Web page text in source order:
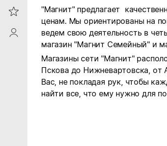
Reviews
ProfileSaby
"Магнит" предлагает
ценам. Мы ориентированы на
ведем свою деятельность в
магазин "Магнит Семейный" и
Магазины сети "Магнит"
Пскова до Нижневартовска, от
Вас, не покладая рук, чтобы
найти все, что ему нужно для